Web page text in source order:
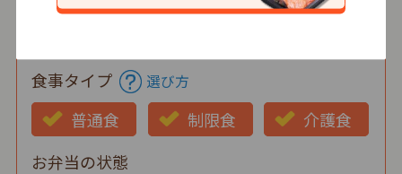
食事タイプ 選び方
普通食 制限食
介護食
お弁当の状態